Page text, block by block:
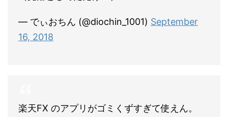
— でぃおちん (@diochin_1001) September
16, 2018
楽天FX のアプリがゴミくずすぎて使えん。